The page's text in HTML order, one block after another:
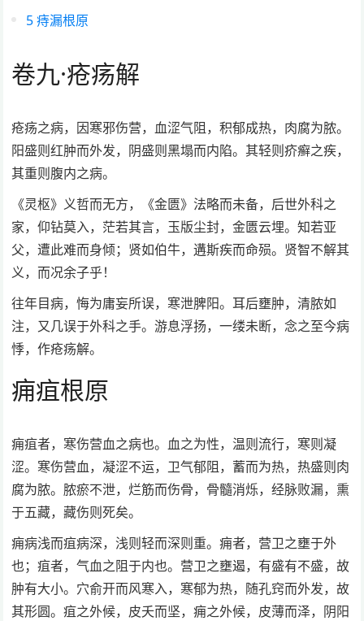
5痔漏根原
卷九·疮疡解
疮疡之病，因寒邪伤营，血涩气阻，积郁成热，肉腐为脓。
阳盛则红肿而外发，阴盛则黑塌而内陷。其轻则疥癣之疾，
其重则腹内之病。
《灵枢》义哲而无方，《金匮》法略而未备，后世外科之
家，仰钻莫入，茫若其言，玉版尘封，金匮云埋。知若亚
父，遭此难而身倾；贤如伯牛，遘斯疾而命殒。贤智不解其
义，而况余子乎！
往年目病，悔为庸妄所误，寒泄脾阳。耳后壅肿，清脓如
注，又几误于外科之手。游息浮扬，一缕未断，念之至今病
悸，作疮疡解。
痈疽根原
痈疽者，寒伤营血之病也。血之为性，温则流行，寒则凝
涩。寒伤营血，凝涩不运，卫气郁阻，蓄而为热，热盛则肉
腐为脓。脓瘀不泄，烂筋而伤骨，骨髓消烁，经脉败漏，熏
于五藏，藏伤则死矣。
痈病浅而疽病深，浅则轻而深则重。痈者，营卫之壅于外
也；疽者，气血之阻于内也。营卫之壅遏，有盛有不盛，故
肿有大小。穴俞开而风寒入，寒郁为热，随孔窍而外发，故
其形圆。疽之外候，皮夭而坚，痈之外候，皮薄而泽，阴阳